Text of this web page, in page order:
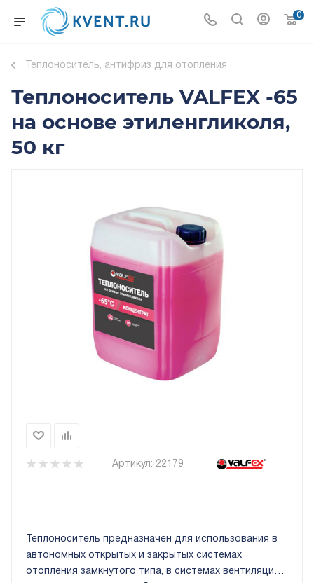
0
Теплоноситель, антифриз для отопления
Теплоноситель VALFEX -65
на основе этиленгликоля,
50 кг
Артикул: 22179
Теплоноситель предназначен для использования в
автономных открытых и закрытых системах
отопления замкнутого типа, в системах вентиляции и